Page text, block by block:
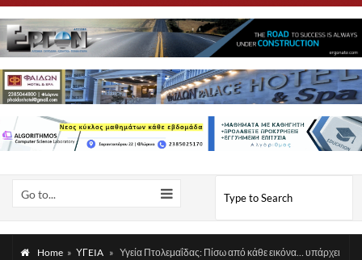
Go to...
Home » ΥΓEIA » Υγεία Πτολεμαΐδας: Πίσω από κάθε εικόνα… υπάρχει